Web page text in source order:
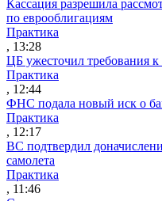
Кассация разрешила
по еврооблигациям
Практика
, 13:28
ЦБ ужесточил требования
Практика
, 12:44
ФНС подала новый иск о
Практика
, 12:17
ВС подтвердил
самолета
Практика
, 11:46